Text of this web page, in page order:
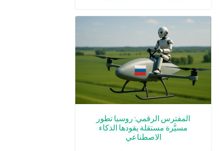
المفترس الرقمي: روسيا تطور
مسيَّرة مستقلة يقودها الذكاء
الاصطناعي